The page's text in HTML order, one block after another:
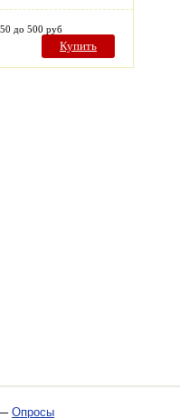
до 500 руб
Купить
Опросы